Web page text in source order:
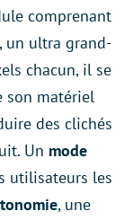
comprenant
, un ultra grand-
chacun, il se
son matériel
des clichés
Un mode
utilisateurs les
, une